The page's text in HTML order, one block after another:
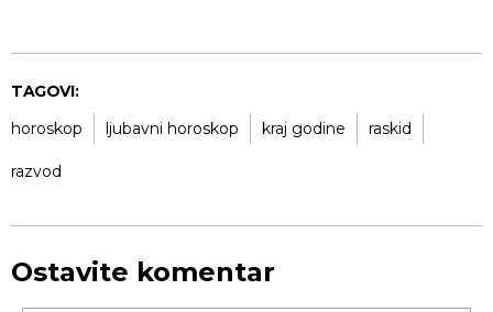
TAGOVI:
horoskop
ljubavni horoskop kraj godine raskid
razvod
Ostavite komentar